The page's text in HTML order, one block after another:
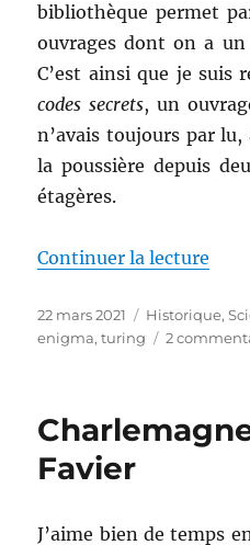
bibliothèque permet
ouvrages dont on a un
C’est ainsi que je suis
codes secrets, un
n’avais toujours par
la poussière depuis
étagères.
Continuer la lecture
Publié
le
22 mars 2021 Catégories
Historique,
enigma,turing 2
Favier
J’aime bien de temps